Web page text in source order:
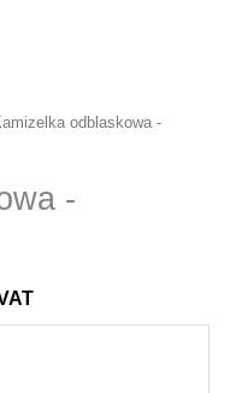
odblaskowa -
-